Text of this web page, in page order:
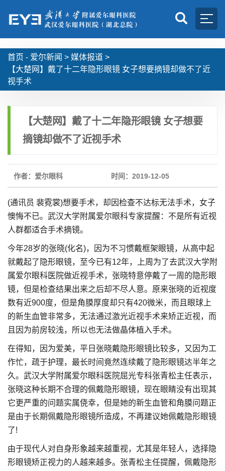
首页 - 爱尔新闻 > 媒体报道 >
【大楚网】戴了十二年隐形眼镜 女子想要摘镜却做不了近
视手术
【大楚网】戴了十二年隐形眼镜 女子想要
摘镜却做不了近视手术
作者：爱尔眼科 时间：2019-12-05
(通讯员 裴霓裳)想要手术，却因检查不达标无法手术，女子
懊悔不已。武汉大学附属爱尔眼科专家提醒：不是所有近视
人群都适合手术摘镜。
今年28岁的张晓(化名)，因为不习惯戴框架眼镜，从高中起
就戴起了隐形眼镜，至今已有12年，上周为了去武汉大学附
属爱尔眼科医院做近视手术，张晓特意停戴了一周的隐形眼
镜，但是检查结果出来之后却不尽人意。原来张晓的近视度
数有近900度，但是角膜厚度却只有420微米，而且眼球上
的新生血管非常多，无法通过激光近视手术来矫正近视，而
且因为前房较浅，所以也无法做晶体植入手术。
在得知，因为爱美，平日张晓戴隐形眼镜比较多，又因为工
作忙，疏于护理，最长时间竟然连续戴了隐形眼镜达半年之
久。武汉大学附属爱尔眼科医院屈光专科张青松主任表示，
张晓这种长期不合理的佩戴隐形眼镜，现在眼睛没有出现其
它更严重的问题实属侥幸，但是她的新生血管和角膜问题正
是由于长期佩戴隐形眼镜所造成，不再建议她佩戴隐形眼镜
了!
由于现代人对自身形象越来越重视，尤其是年轻人，选择隐
形眼镜矫正视力的人越来越多。张青松主任提醒，佩戴隐形